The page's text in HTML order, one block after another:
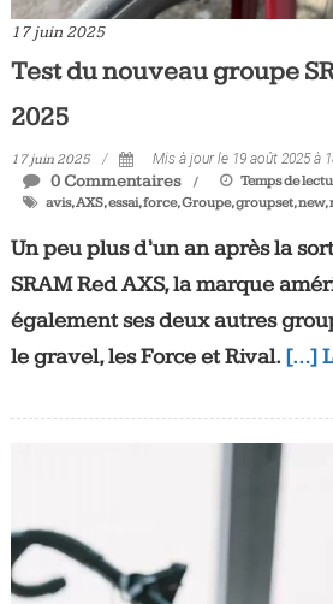
17 juin 2025
Test du nouveau groupe
2025
17 juin 2025 Mis à jour le 19 août 2025 à
0 Commentaires Temps de
avis,AXS,essai,force,Groupe,groupset,new,
Un peu plus d’un an après la
SRAM Red AXS, la marque
également ses deux autres
le gravel, les Force et Rival. […]